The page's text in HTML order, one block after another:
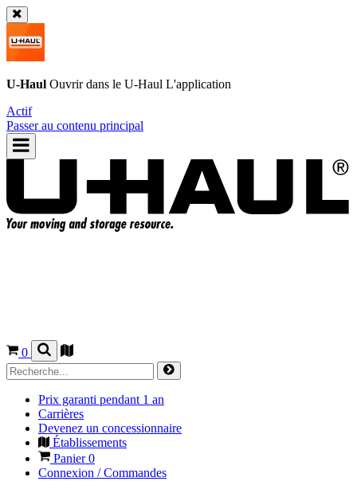
U-Haul Ouvrir dans le U-Haul L'application
Actif
Passer au contenu principal
0
Prix garanti pendant 1 an
Carrières
Devenez un concessionnaire
Établissements
Panier0
Connexion / Commandes